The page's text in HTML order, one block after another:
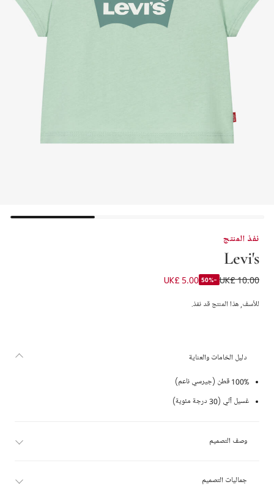
نفذ المنتج
Levi's
تيشيرت قطن بشعار باتوينغ لون أخضر للأولاد الرضع
UK£ 10.00
-50%
UK£ 5.00
للأسف, هذا المنتج قد نفذ.
دليل الخامات والعناية
100% قطن (جيرسي ناعم)
غسيل آلي (30 درجة مئوية)
وصف التصميم
جماليات التصميم